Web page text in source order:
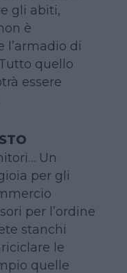
gli abiti,
è
l’armadio di
quello
essere
Un
per gli
per l’ordine
stanchi
le
quelle